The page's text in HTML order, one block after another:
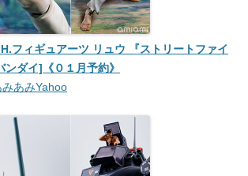
フィギュアーツ リュウ 『ストリートファイ
ダイ]《０１月予約》
みあみYahoo